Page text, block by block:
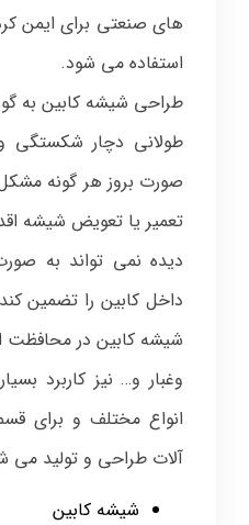
های صنعتی برای ایمن
استفاده می شود.
طراحی شیشه کابین به
طولانی دچار شکستگی
صورت بروز هر گونه
تعمیر یا تعویض شیشه
دیده نمی تواند به
داخل کابین را تضمین
شیشه کابین در محافظت
وغبار و… نیز کاربرد
انواع مختلف و برای
آلات طراحی و تولید می
شیشه کابین